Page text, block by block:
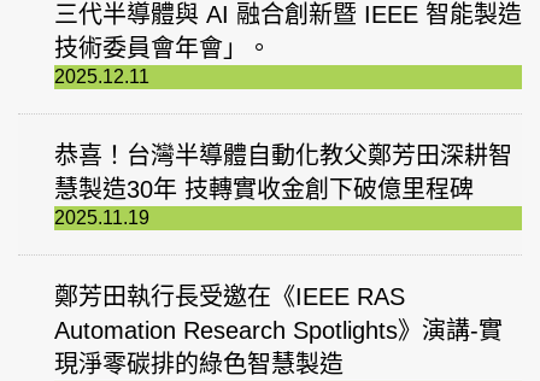
三代半導體與 AI 融合創新暨 IEEE 智能製造
技術委員會年會」。
2025.12.11
恭喜！台灣半導體自動化教父鄭芳田深耕智
慧製造30年 技轉實收金創下破億里程碑
2025.11.19
鄭芳田執行長受邀在《IEEE RAS
Automation Research Spotlights》演講-實
現淨零碳排的綠色智慧製造